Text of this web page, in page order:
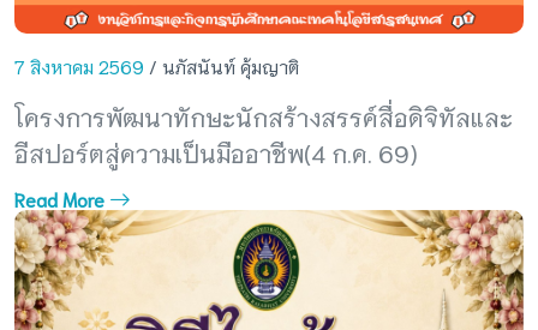
7 สิงหาคม 2569 / นภัสนันท์ คุ้มญาติ
โครงการพัฒนาทักษะนักสร้างสรรค์สื่อดิจิทัลและ
อีสปอร์ตสู่ความเป็นมืออาชีพ(4 ก.ค. 69)
Read More